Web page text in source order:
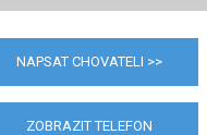
NAPSAT CHOVATELI >>
ZOBRAZIT TELEFON